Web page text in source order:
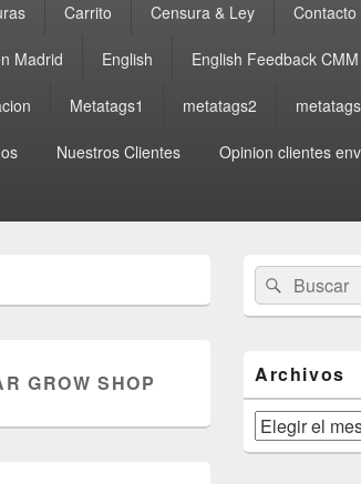
Carrito Censura & Ley Contacto
Madrid English English Feedback CMM
Metatags1 metatags2
Nuestros Clientes Opinion clientes
GROW SHOP
área
de
widget
lateral
primaria
Buscar
por:
Buscar
Archivos
Archivos